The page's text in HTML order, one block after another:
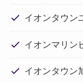
イオンタウン
イオンマリン
イオンタウン